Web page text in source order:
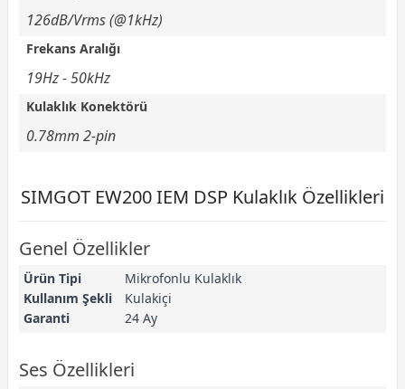
126dB/Vrms (@1kHz)
Frekans Aralığı
19Hz - 50kHz
Kulaklık Konektörü
0.78mm 2-pin
SIMGOT EW200 IEM DSP Kulaklık Özellikleri
Genel Özellikler
Ürün Tipi
Mikrofonlu Kulaklık
Kullanım Şekli
Kulakiçi
Garanti
24 Ay
Ses Özellikleri